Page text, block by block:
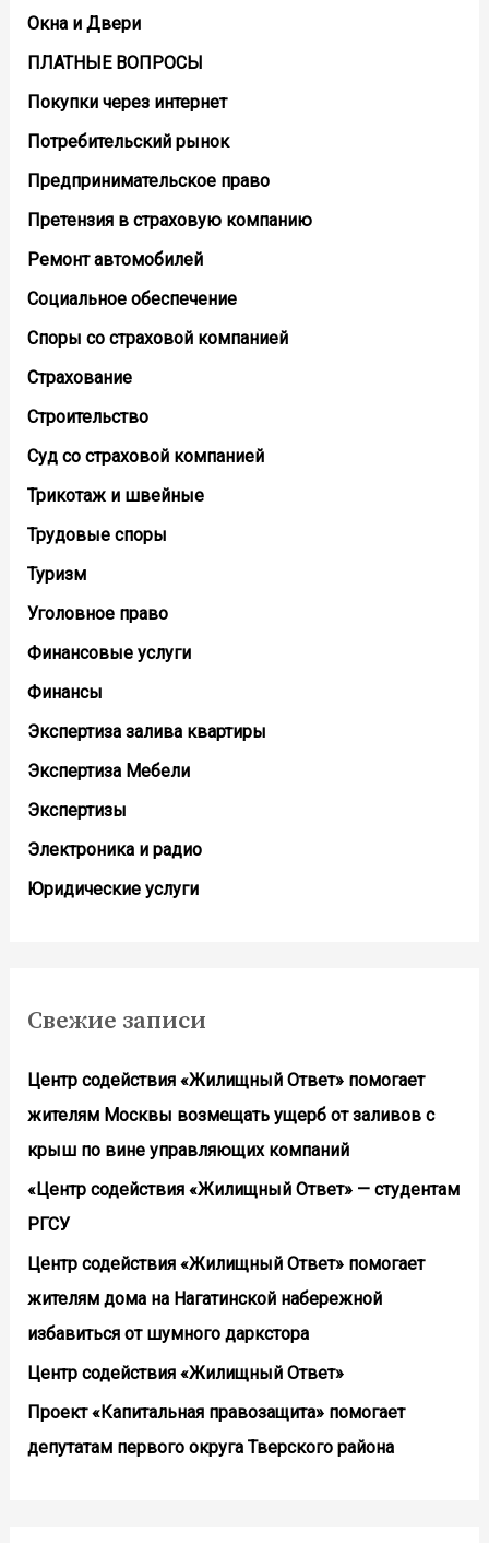
Окна и Двери
ПЛАТНЫЕ ВОПРОСЫ
Покупки через интернет
Потребительский рынок
Предпринимательское право
Претензия в страховую компанию
Ремонт автомобилей
Социальное обеспечение
Споры со страховой компанией
Страхование
Строительство
Суд со страховой компанией
Трикотаж и швейные
Трудовые споры
Туризм
Уголовное право
Финансовые услуги
Финансы
Экспертиза залива квартиры
Экспертиза Мебели
Экспертизы
Электроника и радио
Юридические услуги
Свежие записи
Центр содействия «Жилищный Ответ» помогает
жителям Москвы возмещать ущерб от заливов с
крыш по вине управляющих компаний
«Центр содействия «Жилищный Ответ» — студентам
РГСУ
Центр содействия «Жилищный Ответ» помогает
жителям дома на Нагатинской набережной
избавиться от шумного даркстора
Центр содействия «Жилищный Ответ»
Проект «Капитальная правозащита» помогает
депутатам первого округа Тверского района